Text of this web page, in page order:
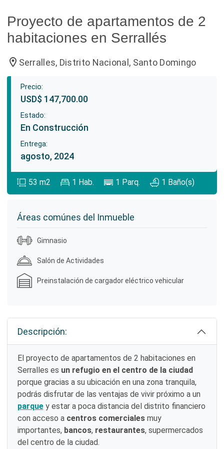
Proyecto de apartamentos de 2
habitaciones en Serrallés
location_on Serralles, Distrito Nacional, Santo Domingo
Precio:
USD$ 147,700.00
Estado:
En Construcción
Entrega:
agosto, 2024
53 m2 1 Hab. 1 Parq. 1 Baño(s)
Áreas comúnes del Inmueble
Gimnasio
Salón de Actividades
Preinstalación de cargador eléctrico vehicular
Descripción:
El proyecto de apartamentos de 2 habitaciones en
Serralles es un refugio en el centro de la ciudad
porque gracias a su ubicación en una zona tranquila,
podrás disfrutar de las ventajas de vivir próximo a un
parque y estar a poca distancia del distrito financiero
con acceso a centros comercialesmuy
importantes, bancos, restaurantes, supermercados
del centro de la ciudad.